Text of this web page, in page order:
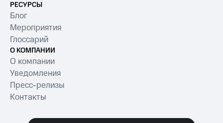
РЕСУРСЫ
Блог
Мероприятия
Глоссарий
О КОМПАНИИ
О компании
Уведомления
Пресс-релизы
Контакты